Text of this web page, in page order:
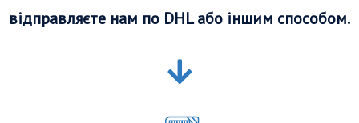
відправляєте нам по DHL або іншим способом.